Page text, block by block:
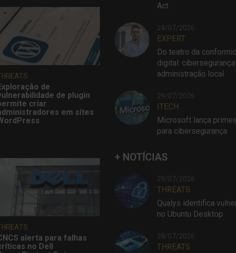
de
de plugin
criar
em sites
alerta para falhas
no Dell
Act
24/07/2026
EXPERT
Do teatro da
digital:
administração local
29/07/2026
ITECH
Microsoft lança
para cibersegurança
+ NOTÍCIAS
29/07/2026
THREATS
Qualys identifica
no Ubuntu Desktop
28/07/2026
THREATS